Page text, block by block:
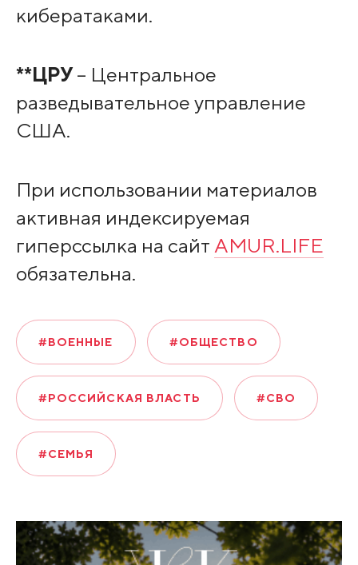
кибератаками.
**ЦРУ– Центральное
разведывательное управление
США.
При использовании материалов
активная индексируемая
гиперссылка на сайт AMUR.LIFE
обязательна.
#ВОЕННЫЕ #ОБЩЕСТВО
#РОССИЙСКАЯ ВЛАСТЬ #СВО
#СЕМЬЯ